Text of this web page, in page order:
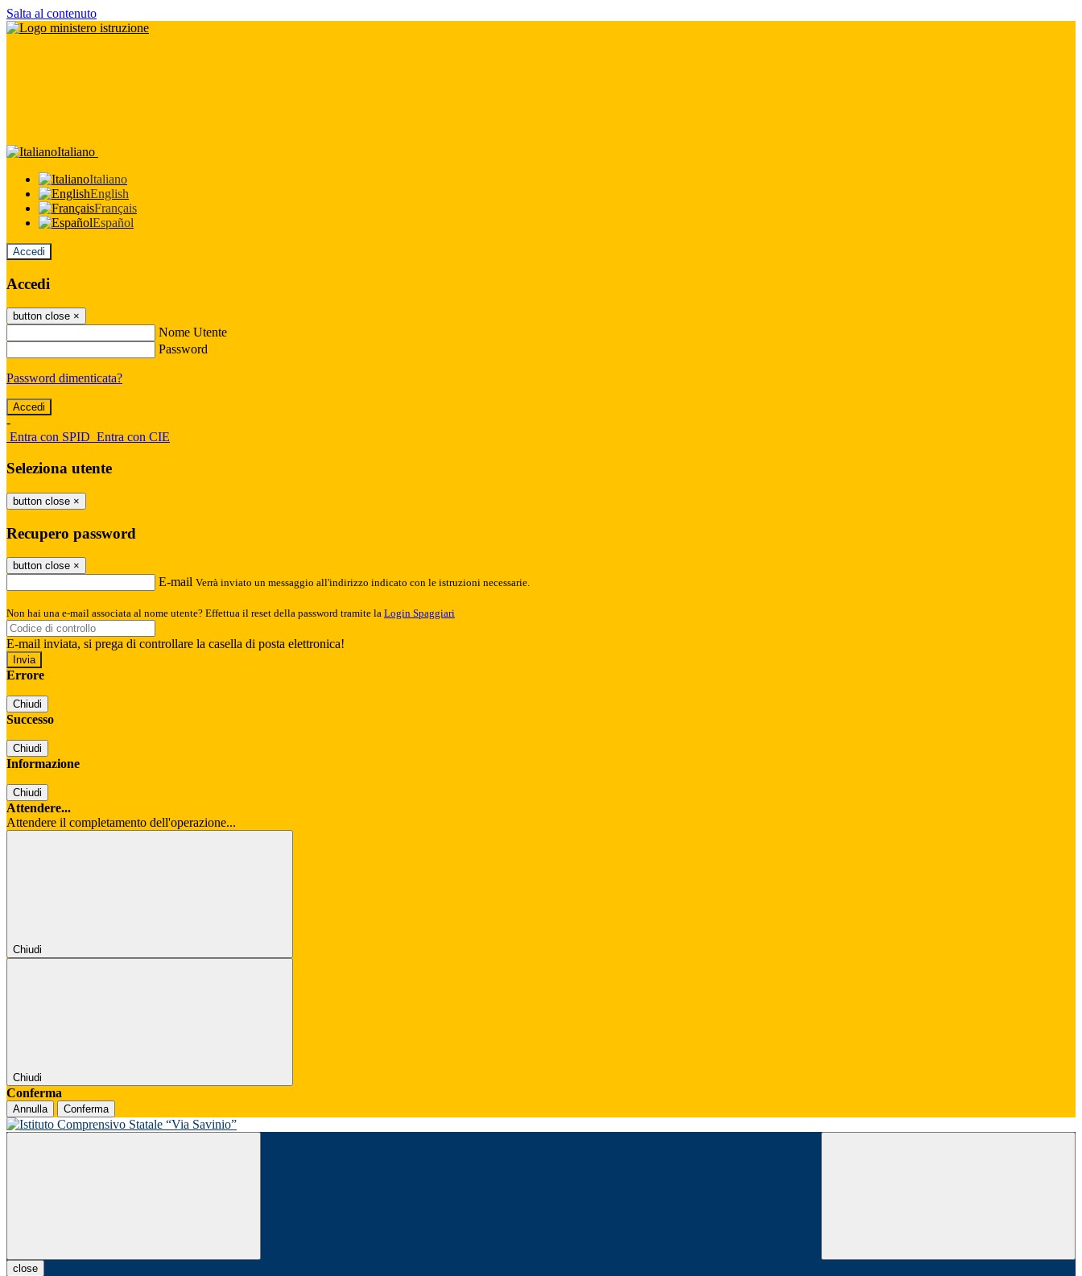
Salta al contenuto
Italiano
Italiano
English
Français
Español
Accedi
Accedi
button close ×
Nome Utente
Password
Password dimenticata?
-
Entra con SPID Entra con CIE
Seleziona utente
button close ×
Recupero password
button close ×
E-mail Verrà inviato un messaggio all'indirizzo indicato con le istruzioni necessarie.
Non hai una e-mail associata al nome utente? Effettua il reset della password tramite la Login Spaggiari
E-mail inviata, si prega di controllare la casella di posta elettronica!
Errore
Chiudi
Successo
Chiudi
Informazione
Chiudi
Attendere...
Attendere il completamento dell'operazione...
Chiudi
Chiudi
Conferma
Annulla Conferma
close